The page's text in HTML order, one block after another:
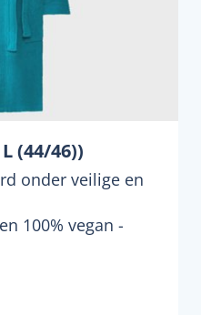
(44/46))
onder veilige en
100% vegan -